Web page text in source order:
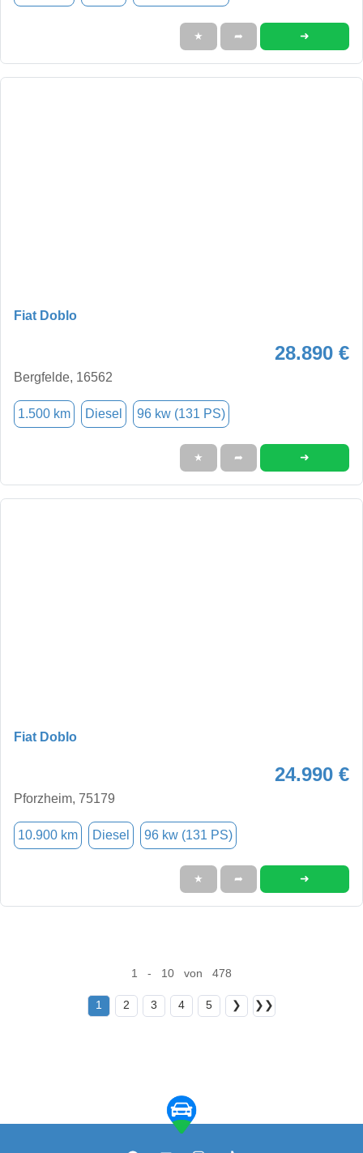
★ ➦ ➜
Fiat Doblo
28.890 €
Bergfelde, 16562
1.500 km Diesel 96 kw (131 PS)
★ ➦ ➜
Fiat Doblo
24.990 €
Pforzheim, 75179
10.900 km Diesel 96 kw (131 PS)
★ ➦ ➜
1 - 10 von 478
1 2 3 4 5 ❯ ❯❯